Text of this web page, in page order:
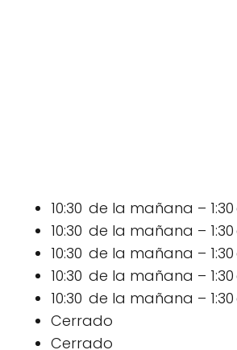
10:30 de la mañana –
10:30 de la mañana –
10:30 de la mañana –
10:30 de la mañana –
10:30 de la mañana –
Cerrado
Cerrado